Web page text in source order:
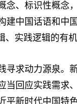
念、标识性概念
建中国话语和中
实践逻辑的有机
求动力源泉。
当回应实践需求
新时代中国特